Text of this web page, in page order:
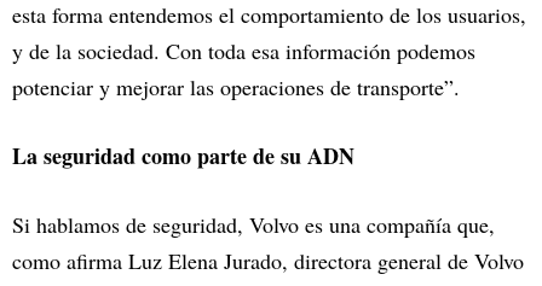
esta forma entendemos el comportamiento de los usuarios,
y de la sociedad. Con toda esa información podemos
potenciar y mejorar las operaciones de transporte”.
La seguridad como parte de su ADN
Si hablamos de seguridad, Volvo es una compañía que,
como afirma Luz Elena Jurado, directora general de Volvo